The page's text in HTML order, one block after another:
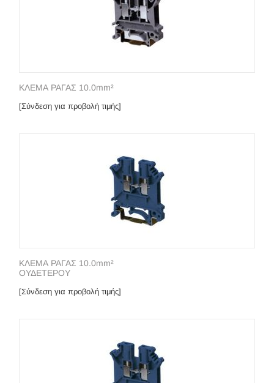
ΚΛΕΜΑ ΡΑΓΑΣ 10.0mm²
[Σύνδεση για προβολή τιμής]
ΚΛΕΜΑ ΡΑΓΑΣ 10.0mm²
ΟΥΔΕΤΕΡΟΥ
[Σύνδεση για προβολή τιμής]